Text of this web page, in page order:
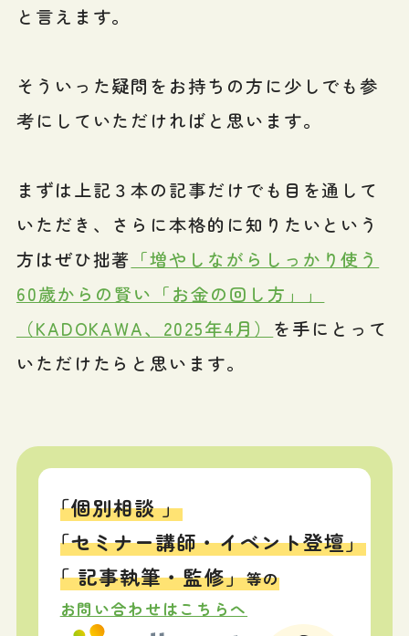
と言えます。
そういった疑問をお持ちの方に少しでも参
考にしていただければと思います。
まずは上記３本の記事だけでも目を通して
いただき、さらに本格的に知りたいという
方はぜひ拙著 「増やしながらしっかり使う
60歳からの賢い「お金の回し方」」
（KADOKAWA、2025年4月） を手にとって
いただけたらと思います。
「個別相談 」
「セミナー講師・イベント登壇」
「 記事執筆・監修」等の
お問い合わせはこちらへ